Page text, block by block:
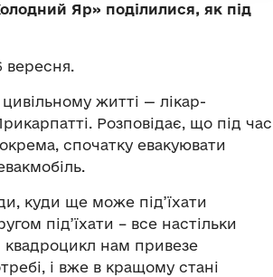
Яр» поділилися, як під
житті — лікар-
Розповідає, що під час
спочатку евакуювати
куди ще може під’їхати
під’їхати – все настільки
квадроцикл нам привезе
і вже в кращому стані